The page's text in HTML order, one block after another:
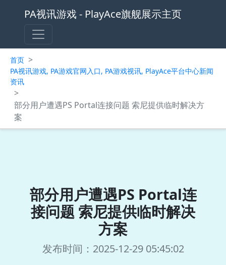
PA视讯游戏 - PlayAce旗舰展示主页
首页 >
PA视讯游戏, PA游戏官网入口, PA游戏视讯, PlayAce平台中心新闻
资讯
>
部分用户遭遇PS Portal连接问题 索尼提供临时解决方
案
部分用户遭遇PS Portal连
接问题 索尼提供临时解决
方案
发布时间：2025-12-29 05:45:02